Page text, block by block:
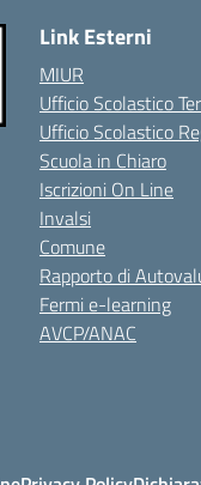
Link Esterni
MIUR
Ufficio Scolastico
Ufficio Scolastico
Scuola in Chiaro
Iscrizioni On Line
Invalsi
Comune
Rapporto di
Fermi e-learning
AVCP/ANAC